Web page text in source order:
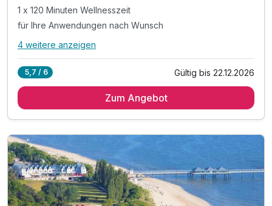
1 x 120 Minuten Wellnesszeit
für Ihre Anwendungen nach Wunsch
Alle Inklusivleistungen
3 x reichhaltiges Frühstück
inkl. Nutzung des 2000m² Wellnessbereichs*
inkl. leihweise Bademantel und Badeschuhe
inkl. Flasche Wasser bei Anreise im Zimmer
inkl. W-LAN im gesamten Haus
4 weitere anzeigen
5,7 / 6 Gültig bis 22.12.2026
Zum Angebot